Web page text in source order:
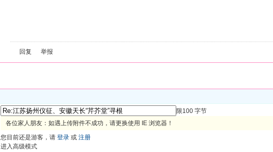
回复 举报
限100 字节
各位家人朋友：如遇上传附件不成功，请更换使用 IE 浏览器！
您目前还是游客，请 登录 或 注册
进入高级模式